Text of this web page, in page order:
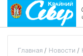
Главная Новости